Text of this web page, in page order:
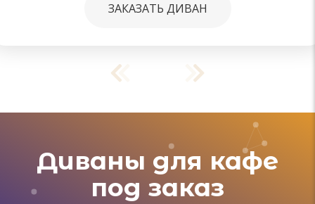
ЗАКАЗАТЬ ДИВАН
Диваны для кафе
под заказ